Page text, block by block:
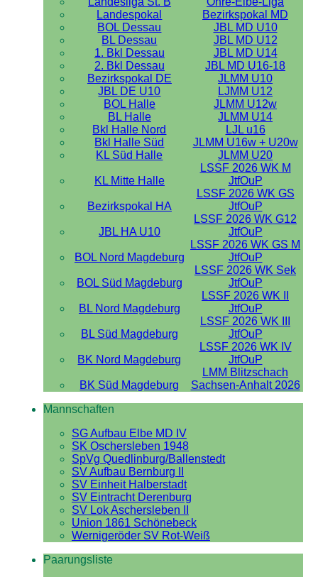
Landespokal
Bezirkspokal MD
BOL Dessau
JBL MD U10
BL Dessau
JBL MD U12
1. Bkl Dessau
JBL MD U14
2. Bkl Dessau
JBL MD U16-18
Bezirkspokal DE
JLMM U10
JBL DE U10
LJMM U12
BOL Halle
JLMM U12w
BL Halle
JLMM U14
Bkl Halle Nord
LJL u16
Bkl Halle Süd
JLMM U16w + U20w
KL Süd Halle
JLMM U20
KL Mitte Halle
LSSF 2026 WK M
JtfOuP
Bezirkspokal HA
LSSF 2026 WK GS
JtfOuP
JBL HA U10
LSSF 2026 WK G12
JtfOuP
BOL Nord Magdeburg
LSSF 2026 WK GS M
JtfOuP
BOL Süd Magdeburg
LSSF 2026 WK Sek
JtfOuP
BL Nord Magdeburg
LSSF 2026 WK II
JtfOuP
BL Süd Magdeburg
LSSF 2026 WK III
JtfOuP
BK Nord Magdeburg
LSSF 2026 WK IV
JtfOuP
BK Süd Magdeburg
LMM Blitzschach
Sachsen-Anhalt 2026
Mannschaften
SG Aufbau Elbe MD IV
SK Oschersleben 1948
SpVg Quedlinburg/Ballenstedt
SV Aufbau Bernburg II
SV Einheit Halberstadt
SV Eintracht Derenburg
SV Lok Aschersleben II
Union 1861 Schönebeck
Wernigeröder SV Rot-Weiß
Paarungsliste